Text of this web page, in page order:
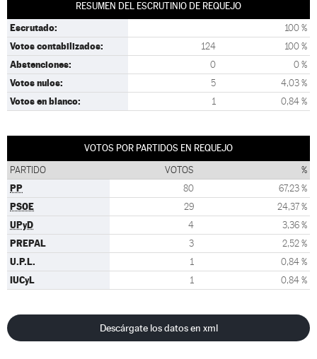
RESUMEN DEL ESCRUTINIO DE REQUEJO
Escrutado: 100 %
Votos contabilizados: 124 100 %
Abstenciones: 0 0 %
Votos nulos: 5 4,03 %
Votos en blanco: 1 0,84 %
VOTOS POR PARTIDOS EN REQUEJO
PARTIDO VOTOS %
PP 80 67,23 %
PSOE 29 24,37 %
UPyD 4 3,36 %
PREPAL 3 2,52 %
U.P.L. 1 0,84 %
IUCyL 1 0,84 %
Descárgate los datos en xml